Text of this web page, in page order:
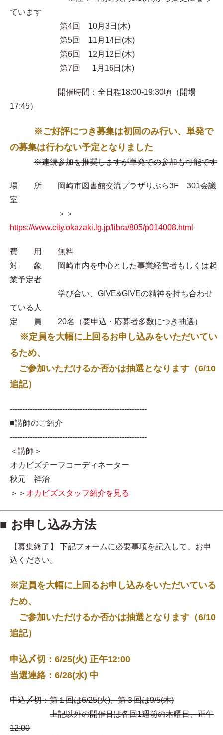
ています
第4回 10月3日(木)
第5回 11月14日(木)
第6回 12月12日(木)
第7回 1月16日(木)
開催時間：全日程18:00-19:30頃（開場
17:45）
※ご好評につき募集は初回のみ行い、単発で
の募集は行わない予定となりました
※連続参加を推奨しますが単発での参加も可能です
場 所 岡崎市図書館交流プラザりぶら3F 301会議
室
＞＞
https://www.city.okazaki.lg.jp/libra/805/p014008.html
費 用 無料
対 象 岡崎市内を中心とした事業経営者もしくは起
業予定者
学び合い、GIVE&GIVEの精神を持ち合わせ
ている人
定 員 20名（要申込・応募者多数につき抽選）
※定員を大幅に上回るお申し込みをいただいてい
るため、
ご参加いただけるか否かは抽選となります（6/10
追記）
-------------------------------------------------------
■講師のご紹介
-------------------------------------------------------
＜講師＞
オカビズチーフコーディネーター
秋元 祥治
＞＞ オカビズスタッフ紹介を見る
■ お申し込み方法
【募集終了】 下記フォームに必要事項を記入して、お申
込ください。
※定員を大幅に上回るお申し込みをいただいている
ため、
ご参加いただけるか否かは抽選となります（6/10
追記）
申込〆切：6/25(火) 正午12:00
当選連絡：6/26(水) 中
申込〆切：第１回は6/25(火)、第３回は9/5(木)
上記以外の開催日は各回1週前の木曜日、正午
12:00